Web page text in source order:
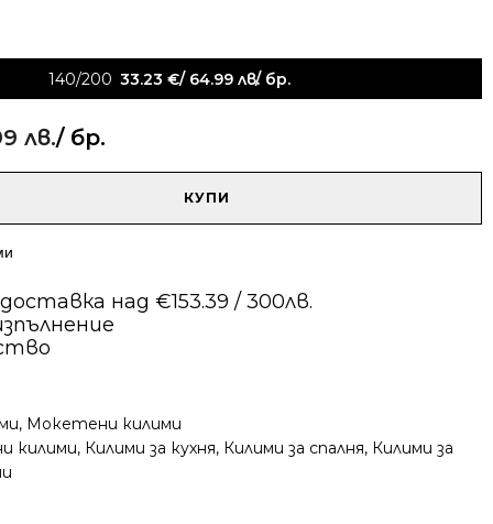
140/200 33.23 €/ 64.99 лв./ бр.
лв./ бр.
КУПИ
над €153.39 / 300лв.
, Мокетени килими
килими, Килими за кухня, Килими за спалня, Килими за